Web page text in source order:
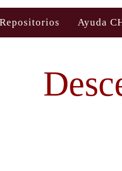
Repositorios Ayuda